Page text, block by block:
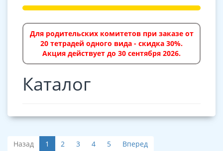
Для родительских комитетов при заказе от
20 тетрадей одного вида - скидка 30%.
Акция действует до 30 сентября 2026.
Каталог
Назад 1 2 3 4 5 Вперед